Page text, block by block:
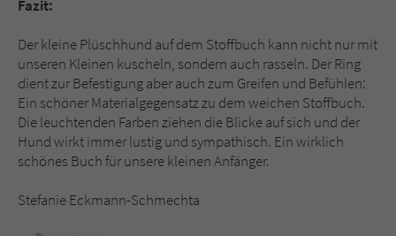
Fazit:
Der kleine Plüschhund auf dem Stoffbuch kann nicht nur mit
unseren Kleinen kuscheln, sondern auch rasseln. Der Ring
dient zur Befestigung aber auch zum Greifen und Befühlen:
Ein schöner Materialgegensatz zu dem weichen Stoffbuch.
Die leuchtenden Farben ziehen die Blicke auf sich und der
Hund wirkt immer lustig und sympathisch. Ein wirklich
schönes Buch für unsere kleinen Anfänger.
Stefanie Eckmann-Schmechta